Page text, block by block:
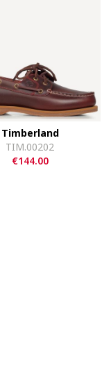
Timberland
TIM.00202
€144.00